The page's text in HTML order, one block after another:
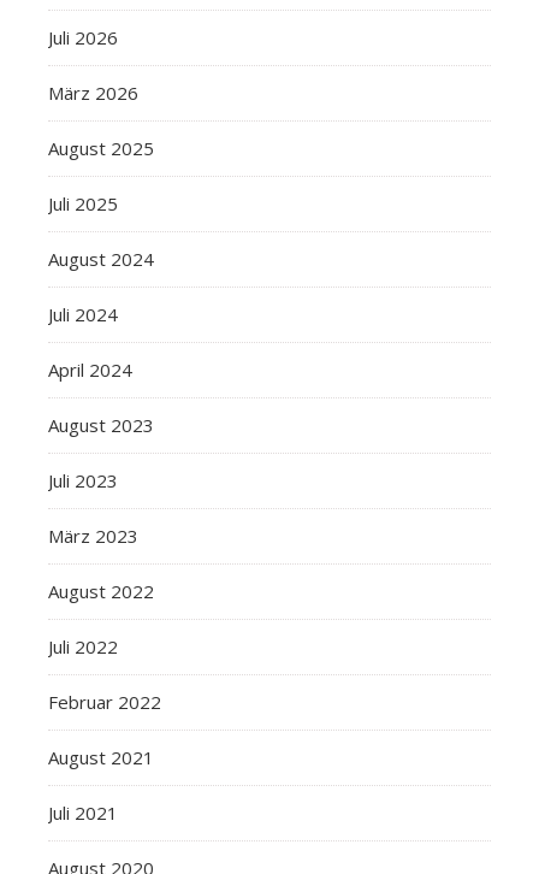
Juli 2026
März 2026
August 2025
Juli 2025
August 2024
Juli 2024
April 2024
August 2023
Juli 2023
März 2023
August 2022
Juli 2022
Februar 2022
August 2021
Juli 2021
August 2020